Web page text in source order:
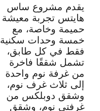
يقدم مشروع ساس
هايتس تجربة معيشة
حميمة وخاصة، مع
خمسة وحدات سكنية
فقط في كل طابق،
تشمل شققًا فاخرة
من غرفة نوم واحدة
إلى ثلاث غرف نوم،
وشقق دوبلكس من
غرفتي نوم، وشقق